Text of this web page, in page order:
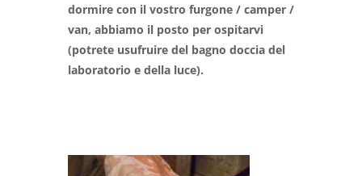
dormire con il vostro furgone / camper /
van, abbiamo il posto per ospitarvi
(potrete usufruire del bagno doccia del
laboratorio e della luce).